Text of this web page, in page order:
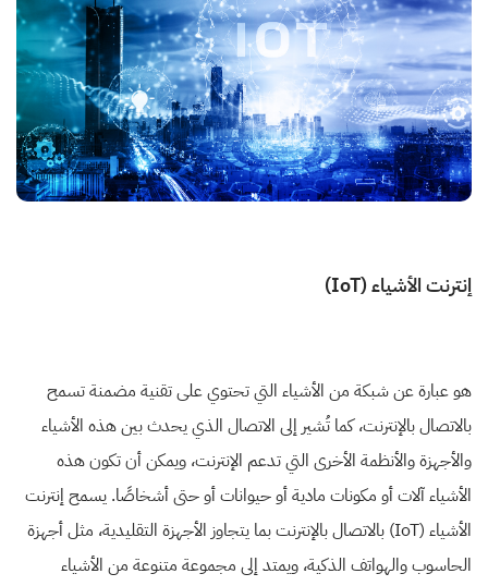
إنترنت الأشياء (IoT)
هو عبارة عن شبكة من الأشياء التي تحتوي على تقنية مضمنة تسمح
بالاتصال بالإنترنت، كما تُشير إلى الاتصال الذي يحدث بين هذه الأشياء
والأجهزة والأنظمة الأخرى التي تدعم الإنترنت، ويمكن أن تكون هذه
الأشياء آلات أو مكونات مادية أو حيوانات أو حتى أشخاصًا. يسمح إنترنت
الأشياء (IoT) بالاتصال بالإنترنت بما يتجاوز الأجهزة التقليدية، مثل أجهزة
الحاسوب والهواتف الذكية، ويمتد إلى مجموعة متنوعة من الأشياء